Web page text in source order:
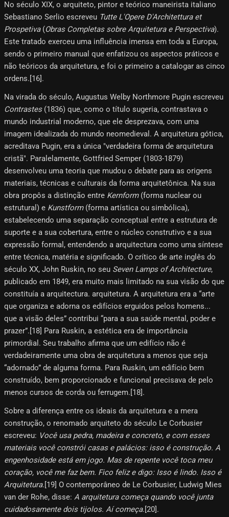
No século XIX, o arquiteto, pintor e teórico maneirista italiano
Sebastiano Serlio escreveu Tutte L'Opere D'Architettura et
Prospetiva(Obras Completas sobre Arquitetura e Perspectiva).
Este tratado exerceu uma influência imensa em toda a Europa,
sendo o primeiro manual que enfatizou os aspectos práticos e
não teóricos da arquitetura, e foi o primeiro a catalogar as cinco
ordens.[16]​.
Na virada do século, Augustus Welby Northmore Pugin escreveu
Contrastes(1836) que, como o título sugeria, contrastava o
mundo industrial moderno, que ele desprezava, com uma
imagem idealizada do mundo neomedieval. A arquitetura gótica,
acreditava Pugin, era a única "verdadeira forma de arquitetura
cristã". Paralelamente, Gottfried Semper (1803-1879)
desenvolveu uma teoria que mudou o debate para as origens
materiais, técnicas e culturais da forma arquitetônica. Na sua
obra propôs a distinção entre Kernform(forma nuclear ou
estrutural) e Kunstform(forma artística ou simbólica),
estabelecendo uma separação conceptual entre a estrutura de
suporte e a sua cobertura, entre o núcleo construtivo e a sua
expressão formal, entendendo a arquitectura como uma síntese
entre técnica, matéria e significado. O crítico de arte inglês do
século XX, John Ruskin, no seu Seven Lamps of Architecture,
publicado em 1849, era muito mais limitado na sua visão do que
constituía a arquitectura. arquitetura. A arquitetura era a “arte
que organiza e adorna os edifícios erguidos pelos homens...
que a visão deles” contribui “para a sua saúde mental, poder e
prazer”.[18] Para Ruskin, a estética era de importância
primordial. Seu trabalho afirma que um edifício não é
verdadeiramente uma obra de arquitetura a menos que seja
“adornado” de alguma forma. Para Ruskin, um edifício bem
construído, bem proporcionado e funcional precisava de pelo
menos cursos de corda ou ferrugem.[18]​.
Sobre a diferença entre os ideais da arquitetura e a mera
construção, o renomado arquiteto do século Le Corbusier
escreveu: Você usa pedra, madeira e concreto, e com esses
materiais você constrói casas e palácios: isso é construção. A
engenhosidade está em jogo. Mas de repente você toca meu
coração, você me faz bem. Fico feliz e digo: Isso é lindo. Isso é
Arquitetura.[19] O contemporâneo de Le Corbusier, Ludwig Mies
van der Rohe, disse: A arquitetura começa quando você junta
cuidadosamente dois tijolos. Aí começa.[20]​.